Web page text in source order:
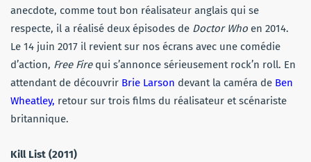
anecdote, comme tout bon réalisateur anglais qui se
respecte, il a réalisé deux épisodes de Doctor Who en 2014.
Le 14 juin 2017 il revient sur nos écrans avec une comédie
d’action, Free Firequi s’annonce sérieusement rock’n roll. En
attendant de découvrir Brie Larson devant la caméra de Ben
Wheatley, retour sur trois films du réalisateur et scénariste
britannique.
Kill List (2011)